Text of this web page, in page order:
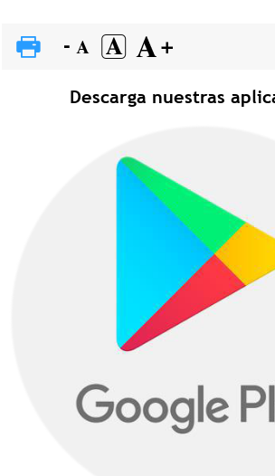
Descarga nuestras